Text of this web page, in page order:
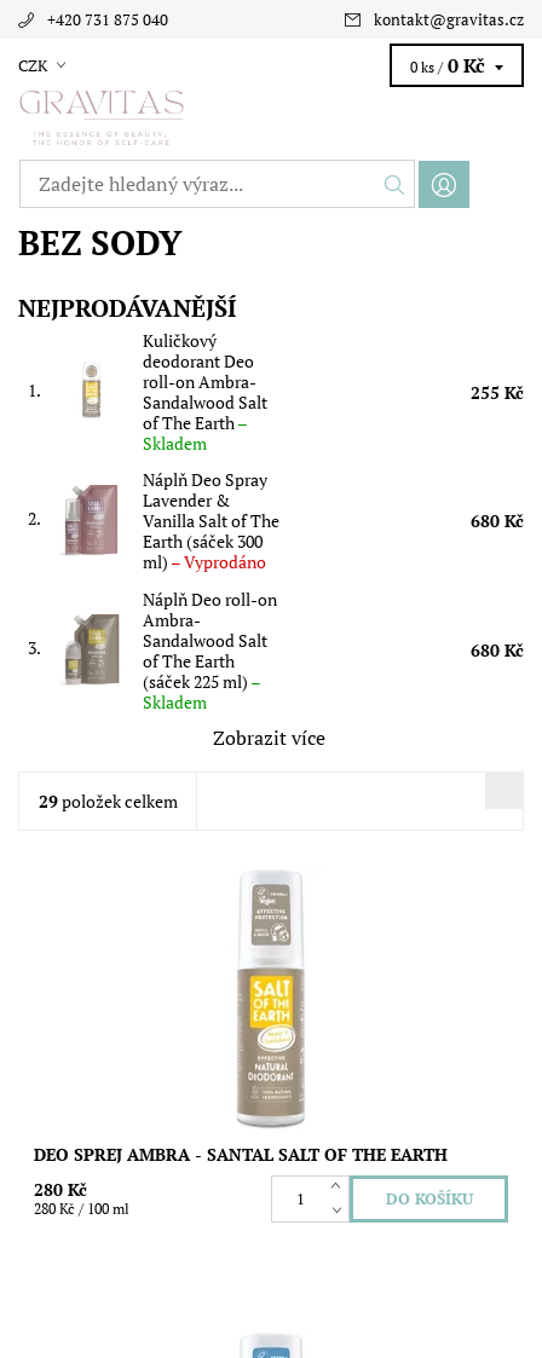
+420 731 875 040 kontakt@gravitas.cz
CZK 0 ks / 0 Kč
BEZ SODY
NEJPRODÁVANĚJŠÍ
1.
Kuličkový
deodorant Deo
roll-on Ambra-
Sandalwood Salt
of The Earth–
Skladem
255 Kč
2.
Náplň Deo Spray
Lavender &
Vanilla Salt of The
Earth (sáček 300
ml) –Vyprodáno
680 Kč
3.
Náplň Deo roll-on
Ambra-
Sandalwood Salt
of The Earth
(sáček 225 ml) –
Skladem
680 Kč
Zobrazit více
29položek celkem
Přírodní deodorant Salt of the Earth s ambrou a santalem je
určen pro muže, ale i ženy, které mají rády neotřelé pánské a
Salt of the Earth
DEO SPREJ AMBRA - SANTAL SALT OF THE EARTH
280 Kč
280 Kč / 100 ml